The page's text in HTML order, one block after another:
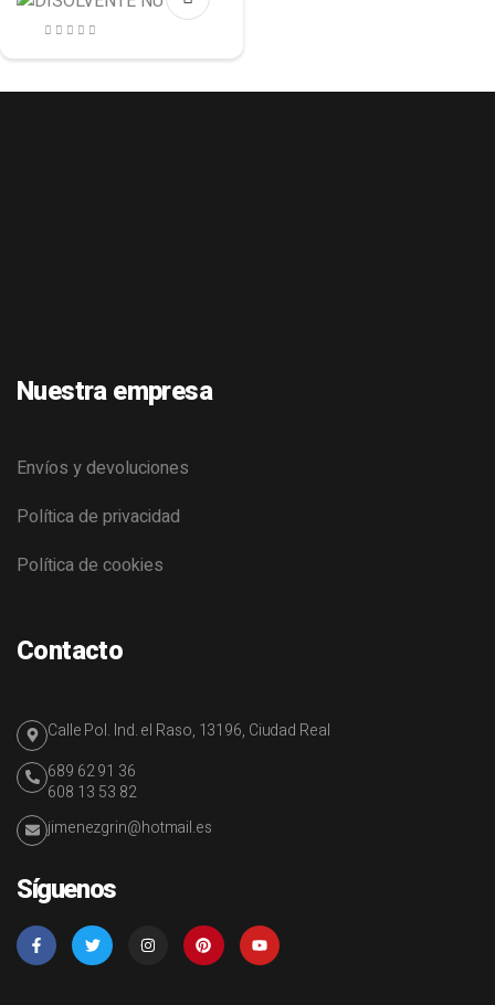
Nuestra empresa
Envíos y devoluciones
Política de privacidad
Política de cookies
Contacto
Calle Pol. Ind. el Raso, 13196, Ciudad Real
689 62 91 36
608 13 53 82
jimenezgrin@hotmail.es
Síguenos